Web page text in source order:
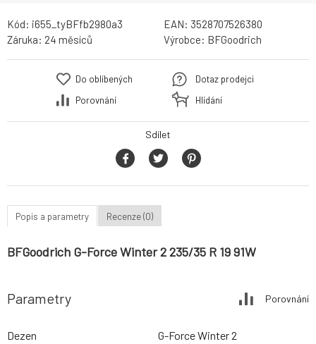
Kód: i655_tyBFfb2980a3 EAN: 3528707526380
Záruka: 24 měsíců Výrobce: BFGoodrich
Do oblíbených
Porovnání
Dotaz prodejci
Hlídání
Sdílet
Popis a parametry Recenze (0)
BFGoodrich G-Force Winter 2 235/35 R 19 91W
Parametry Porovnání
Dezen
G-Force Winter 2